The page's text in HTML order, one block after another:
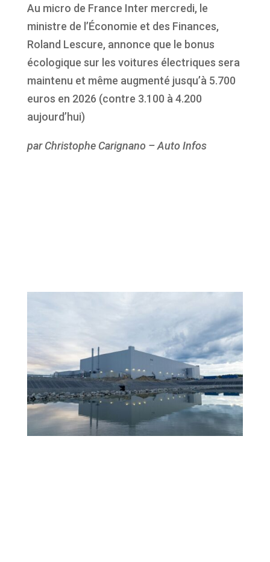
Au micro de France Inter mercredi, le
ministre de l’Économie et des Finances,
Roland Lescure, annonce que le bonus
écologique sur les voitures électriques sera
maintenu et même augmenté jusqu’à 5.700
euros en 2026 (contre 3.100 à 4.200
aujourd’hui)
par Christophe Carignano – Auto Infos